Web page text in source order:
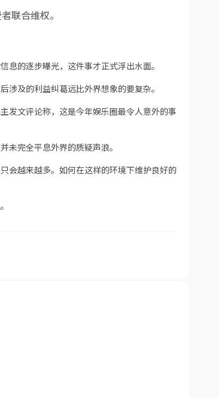
联合维权。
的逐步曝光，这件事才正式浮出水面。
及的利益纠葛远比外界想象的要复杂。
发文评论称，这是今年娱乐圈最令人意外的事
未完全平息外界的质疑声浪。
会越来越多。如何在这样的环境下维护良好的